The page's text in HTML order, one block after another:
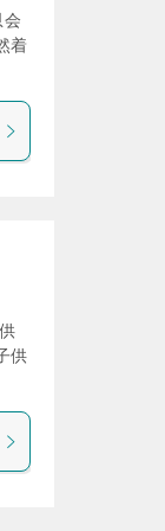
会
着
供